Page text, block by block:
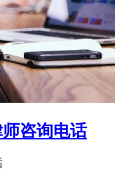
咨询电话